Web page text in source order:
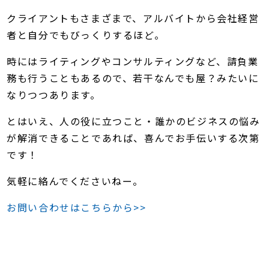
クライアントもさまざまで、アルバイトから会社経営
者と自分でもびっくりするほど。
時にはライティングやコンサルティングなど、請負業
務も行うこともあるので、若干なんでも屋？みたいに
なりつつあります。
とはいえ、人の役に立つこと・誰かのビジネスの悩み
が解消できることであれば、喜んでお手伝いする次第
です！
気軽に絡んでくださいねー。
お問い合わせはこちらから>>